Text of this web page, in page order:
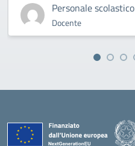
Personale scolastico
Docente